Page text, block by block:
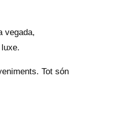
vegada,
Tot són